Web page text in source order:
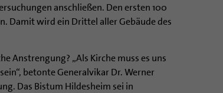
anschließen. Den ersten 100
Damit wird ein Drittel aller Gebäude des
Anstrengung? „Als Kirche muss es uns
betonte Generalvikar Dr. Werner
Das Bistum Hildesheim sei in